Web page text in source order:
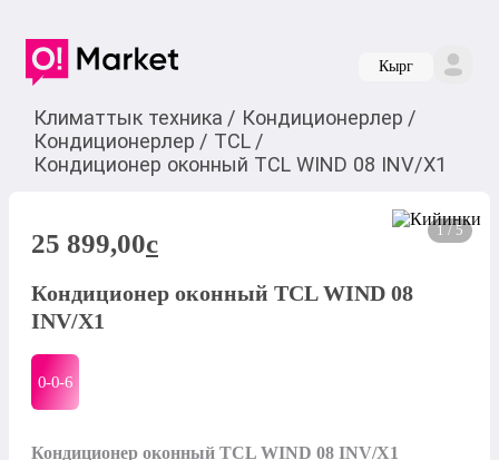
Кырг
Климаттык техника / Кондиционерлер /
Кондиционерлер / TCL /
Кондиционер оконный TCL WIND 08 INV/X1
1 / 5
25 899,00c
Кондиционер оконный TCL WIND 08
INV/X1
0-0-6
Кондиционер оконный TCL WIND 08 INV/X1